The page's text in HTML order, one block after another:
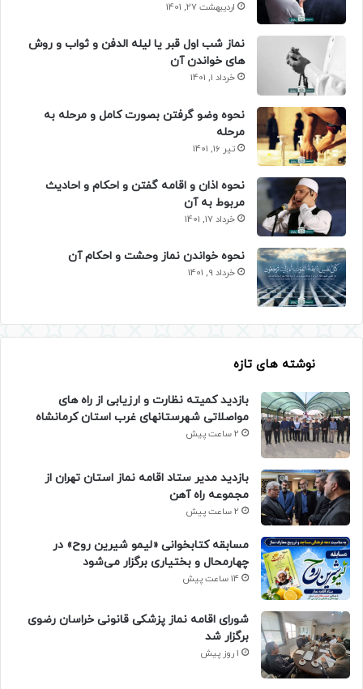
اردیبهشت 27, 1401
نماز شب اول قبر یا لیله الدفن و ثواب و روش
های خواندن آن
خرداد 1, 1401
نحوه وضو گرفتن بصورت کامل و مرحله به
مرحله
تیر 16, 1401
نحوه اذان و اقامه گفتن و احکام و احادیث
مربوط به آن
خرداد 17, 1401
نحوه خواندن نماز وحشت و احکام آن
خرداد 9, 1401
نوشته های تازه
بازدید کمیته نظارت و ارزیابی از راه های
مواصلاتی شهرستانهای غرب استان کرمانشاه
2 ساعت پیش
بازدید مدیر ستاد اقامه نماز استان تهران از
مجموعه راه آهن
2 ساعت پیش
مسابقه کتابخوانی «لیمو شیرین روح» در
چهارمحال و بختیاری برگزار می‌شود
14 ساعت پیش
شورای اقامه نماز پزشکی قانونی خراسان رضوی
برگزار شد
1 روز پیش